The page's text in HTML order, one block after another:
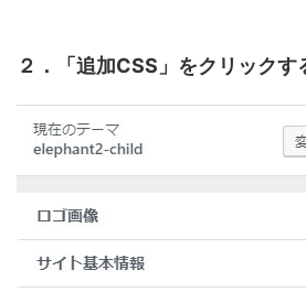
２．「追加CSS」をクリックす